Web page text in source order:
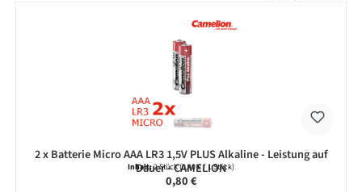
2 x Batterie Micro AAA LR3 1,5V PLUS Alkaline - Leistung auf
Dauer - CAMELION
Inhalt:2 Stück(0,40 € / 1 Stück)
Regulärer Preis:
0,80 €